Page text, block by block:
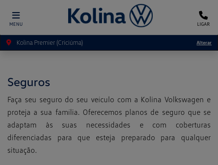
MENU LIGAR
Kolina Premier (Criciúma) Alterar
Seguros
Faça seu seguro do seu veículo com a Kolina Volkswagen e
proteja a sua família. Oferecemos planos de seguro que se
adaptam às suas necessidades e com coberturas
diferenciadas para que esteja preparado para qualquer
situação.